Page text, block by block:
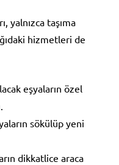
yalnızca taşıma
hizmetleri de
eşyaların özel
sökülüp yeni
dikkatlice araca